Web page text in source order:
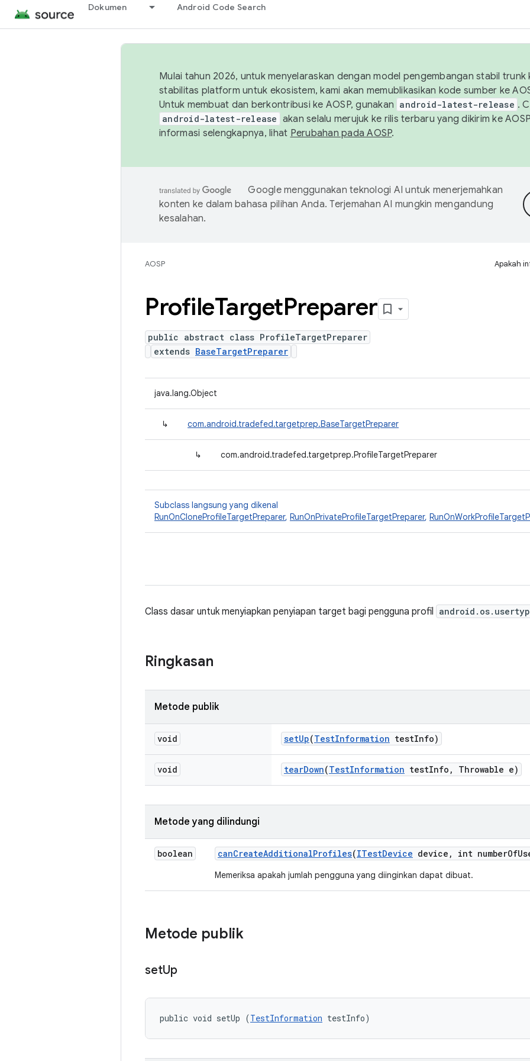
Dokumen Android Code Search
Mulai tahun 2026, untuk menyelaraskan dengan model pengembangan stabil trunk
stabilitas platform untuk ekosistem, kami akan memublikasikan kode sumber ke
Untuk membuat dan berkontribusi ke AOSP, gunakan android-latest-release .
android-latest-release akan selalu merujuk ke rilis terbaru yang dikirim ke
informasi selengkapnya, lihat Perubahan pada AOSP.
Google menggunakan teknologi AI untuk menerjemahkan
konten ke dalam bahasa pilihan Anda. Terjemahan AI mungkin mengandung
kesalahan.
AOSP Apakah
ProfileTargetPreparer
public abstract class ProfileTargetPreparer
extends BaseTargetPreparer
java.lang.Object
↳ com.android.tradefed.targetprep.BaseTargetPreparer
↳ com.android.tradefed.targetprep.ProfileTargetPreparer
Subclass langsung yang dikenal
RunOnCloneProfileTargetPreparer, RunOnPrivateProfileTargetPreparer,
Class dasar untuk menyiapkan penyiapan target bagi pengguna profil
Ringkasan
Metode publik
void setUp(TestInformation testInfo)
void tearDown(TestInformation testInfo , Throwable e)
Metode yang dilindungi
boolean canCreateAdditionalProfiles(ITestDevice device , int numberOf
Memeriksa apakah jumlah pengguna yang diinginkan dapat dibuat.
Metode publik
setUp
public void setUp (TestInformation testInfo)